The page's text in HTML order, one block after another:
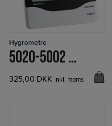
LÆS MERE
Hygrometre
5020-5002 TERMO-HYGROMETER
325,00 DKK Inkl. moms